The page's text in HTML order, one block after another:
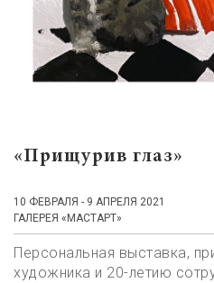
«Прищурив глаз»
10 ФЕВРАЛЯ - 9 АПРЕЛЯ 2021
ГАЛЕРЕЯ «МАСТАРТ»
Персональная выставка,
художника и 20-летию